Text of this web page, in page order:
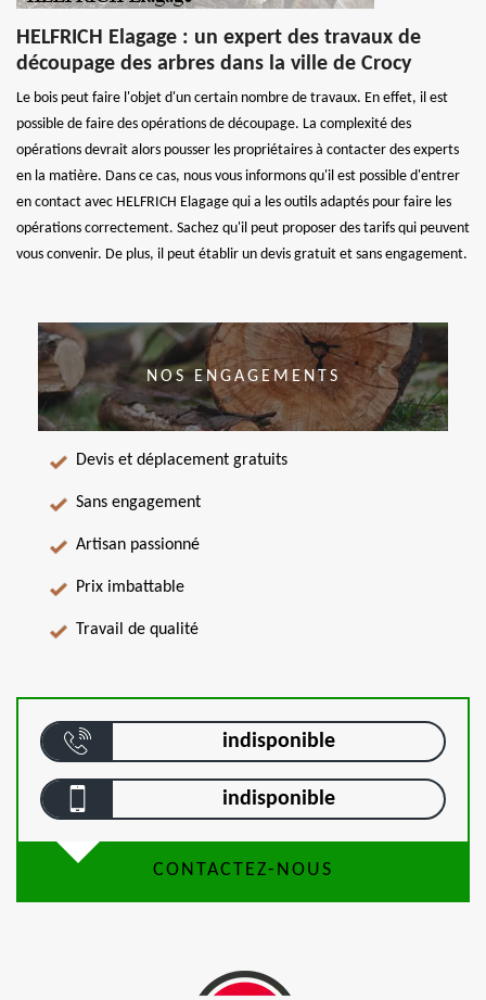
HELFRICH Elagage : un expert des travaux de
découpage des arbres dans la ville de Crocy
Le bois peut faire l'objet d'un certain nombre de travaux. En effet, il est
possible de faire des opérations de découpage. La complexité des
opérations devrait alors pousser les propriétaires à contacter des experts
en la matière. Dans ce cas, nous vous informons qu'il est possible d'entrer
en contact avec HELFRICH Elagage qui a les outils adaptés pour faire les
opérations correctement. Sachez qu'il peut proposer des tarifs qui peuvent
vous convenir. De plus, il peut établir un devis gratuit et sans engagement.
NOS ENGAGEMENTS
Devis et déplacement gratuits
Sans engagement
Artisan passionné
Prix imbattable
Travail de qualité
indisponible
indisponible
CONTACTEZ-NOUS